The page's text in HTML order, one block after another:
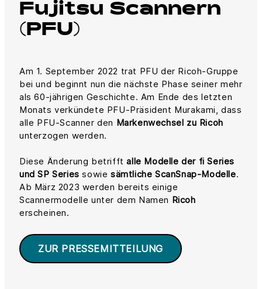
Fujitsu Scannern
(PFU)
Am 1. September 2022 trat PFU der Ricoh-Gruppe
bei und beginnt nun die nächste Phase seiner mehr
als 60-jährigen Geschichte. Am Ende des letzten
Monats verkündete PFU-Präsident Murakami, dass
alle PFU-Scanner den Markenwechsel zu Ricoh
unterzogen werden.
Diese Änderung betrifftalle Modelle der fi Series
und SP Series sowiesämtliche ScanSnap-Modelle.
Ab März 2023 werden bereits einige
Scannermodelle unter dem Namen Ricoh
erscheinen.
ZUR PRESSEMITTEILUNG